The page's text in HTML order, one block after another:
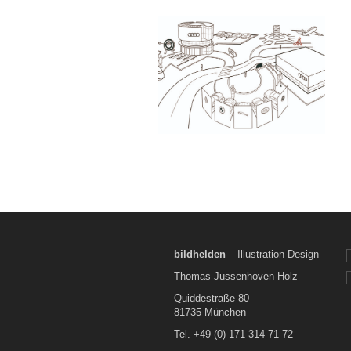
bildhelden – Illustration Design
Thomas Jussenhoven-Holz
Quiddestraße 80
81735 München
Tel. +49 (0) 171 314 71 72